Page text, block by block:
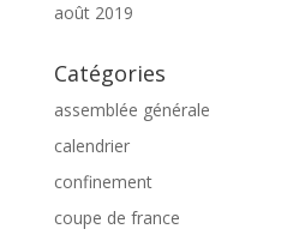
août 2019
Catégories
assemblée générale
calendrier
confinement
coupe de france